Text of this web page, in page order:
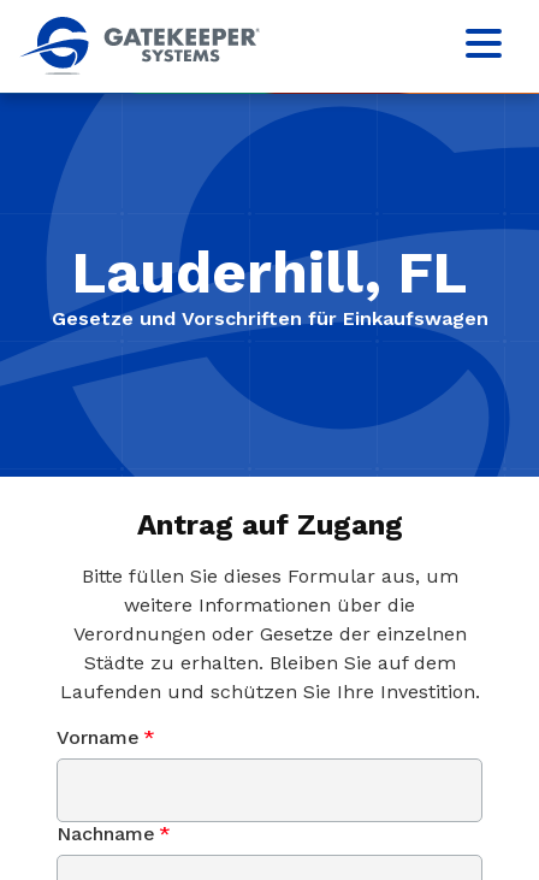
Lauderhill, FL
Gesetze und Vorschriften für Einkaufswagen
Antrag auf Zugang
Bitte füllen Sie dieses Formular aus, um
weitere Informationen über die
Verordnungen oder Gesetze der einzelnen
Städte zu erhalten. Bleiben Sie auf dem
Laufenden und schützen Sie Ihre Investition.
Vorname *
Nachname *